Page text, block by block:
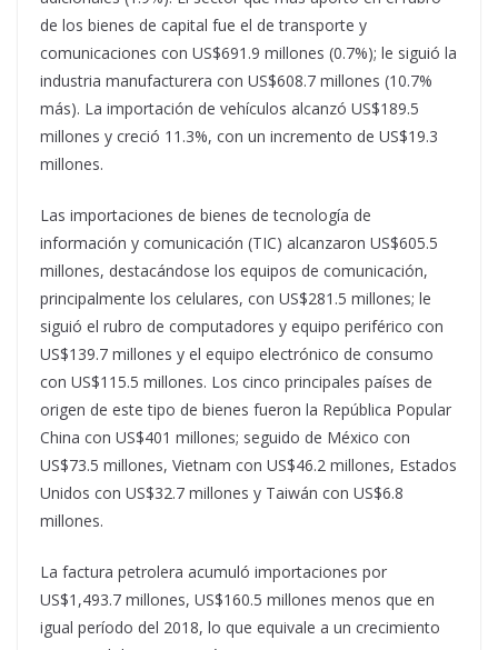
de los bienes de capital fue el de transporte y
comunicaciones con US$691.9 millones (0.7%); le siguió la
industria manufacturera con US$608.7 millones (10.7%
más). La importación de vehículos alcanzó US$189.5
millones y creció 11.3%, con un incremento de US$19.3
millones.
Las importaciones de bienes de tecnología de
información y comunicación (TIC) alcanzaron US$605.5
millones, destacándose los equipos de comunicación,
principalmente los celulares, con US$281.5 millones; le
siguió el rubro de computadores y equipo periférico con
US$139.7 millones y el equipo electrónico de consumo
con US$115.5 millones. Los cinco principales países de
origen de este tipo de bienes fueron la República Popular
China con US$401 millones; seguido de México con
US$73.5 millones, Vietnam con US$46.2 millones, Estados
Unidos con US$32.7 millones y Taiwán con US$6.8
millones.
La factura petrolera acumuló importaciones por
US$1,493.7 millones, US$160.5 millones menos que en
igual período del 2018, lo que equivale a un crecimiento